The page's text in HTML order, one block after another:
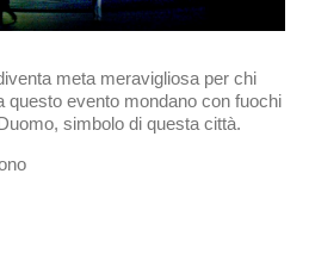
meta meravigliosa per chi
questo evento mondano con fuochi
simbolo di questa città.